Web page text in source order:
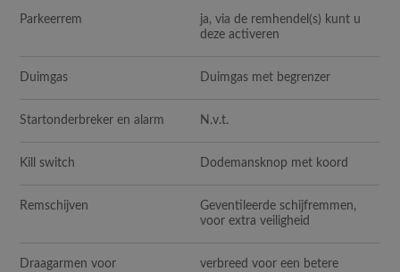
Parkeerrem
ja, via de remhendel(s) kunt u
deze activeren
Duimgas Duimgas met begrenzer
Startonderbreker en alarm N.v.t.
Kill switch Dodemansknop met koord
Remschijven
Geventileerde schijfremmen,
voor extra veiligheid
Draagarmen voor
verbreed voor een betere